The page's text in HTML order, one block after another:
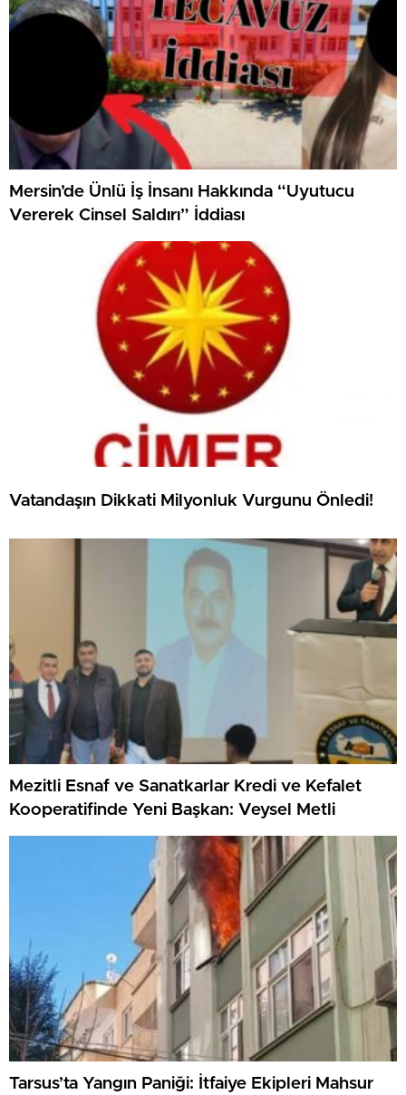
Mersin’de Ünlü İş İnsanı Hakkında “Uyutucu
Vererek Cinsel Saldırı” İddiası
Vatandaşın Dikkati Milyonluk Vurgunu Önledi!
Mezitli Esnaf ve Sanatkarlar Kredi ve Kefalet
Kooperatifinde Yeni Başkan: Veysel Metli
Tarsus’ta Yangın Paniği: İtfaiye Ekipleri Mahsur